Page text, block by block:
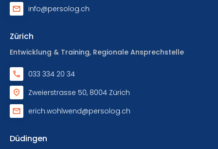
info@persolog.ch
Zürich
Entwicklung & Training, Regionale Ansprechstelle
033 334 20 34
Zweierstrasse 50, 8004 Zürich
erich.wohlwend@persolog.ch
Düdingen